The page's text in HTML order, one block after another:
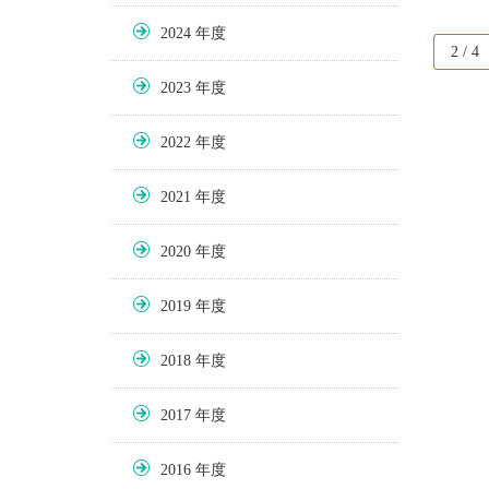
2024
2023
2022
2021
2020
2019
2018
2017
2016
2 / 4